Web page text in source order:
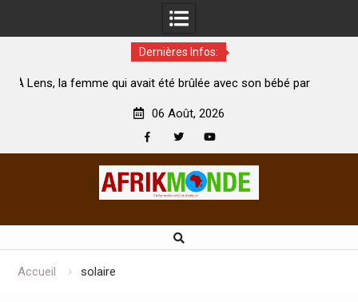
Dernières Infos:
qui avait été brûlée avec son bébé par
Coopération: Le
06 Août, 2026
Accueil solaire